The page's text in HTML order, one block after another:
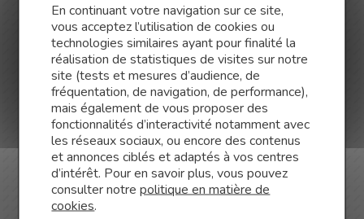
L’apport personnel reste un élément clé
du dossier.Plus il est important, plus il
rassure le financeur sur l’implication de la
personne porteuse du projet.
Les établissements bancaires étudient aussi la
durée des financements demandés afin de
s’assurer qu’elle correspond à la nature des
investissements réalisés.
Construire un prévisionnel
financier crédible
En continuant votre navigation sur ce site,
vous acceptez l’utilisation de cookies ou
technologies similaires ayant pour finalité la
réalisation de statistiques de visites sur notre
site (tests et mesures d’audience, de
fréquentation, de navigation, de performance),
mais également de vous proposer des
fonctionnalités d’interactivité notamment avec
les réseaux sociaux, ou encore des contenus
et annonces ciblés et adaptés à vos centres
d’intérêt. Pour en savoir plus, vous pouvez
consulter notrepolitique en matière de
cookies.